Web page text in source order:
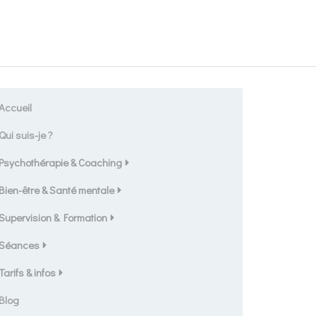
Qui suis-je ?
Psychothérapie & Coaching
Bien-être & Santé mentale
& Formation
& infos
Blog